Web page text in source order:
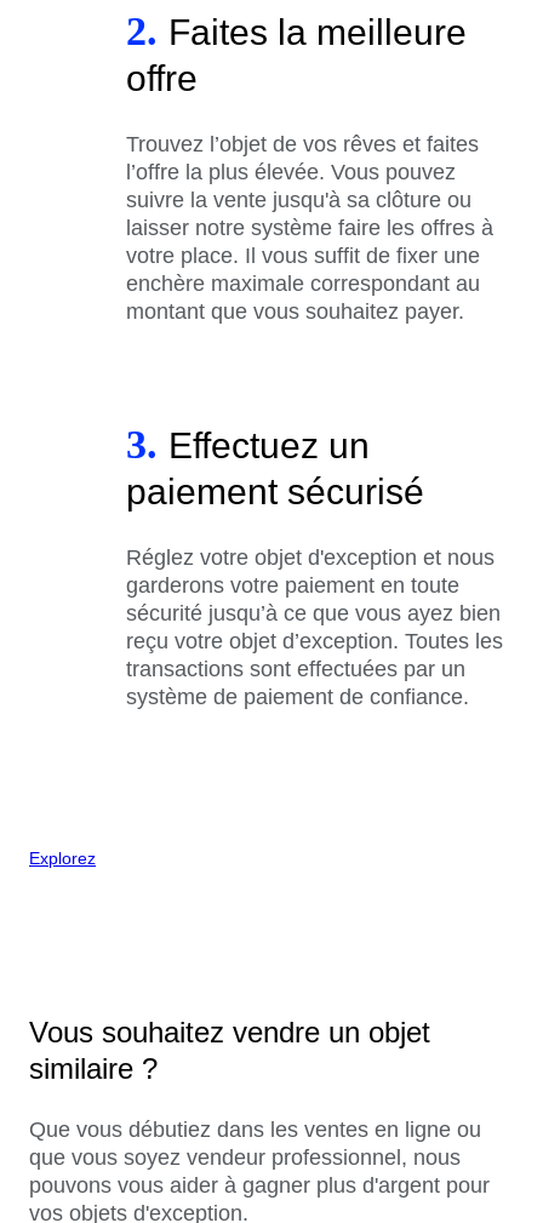
2. Faites la meilleure
offre
Trouvez l’objet de vos rêves et faites
l’offre la plus élevée. Vous pouvez
suivre la vente jusqu'à sa clôture ou
laisser notre système faire les offres à
votre place. Il vous suffit de fixer une
enchère maximale correspondant au
montant que vous souhaitez payer.
3. Effectuez un
paiement sécurisé
Réglez votre objet d'exception et nous
garderons votre paiement en toute
sécurité jusqu’à ce que vous ayez bien
reçu votre objet d’exception. Toutes les
transactions sont effectuées par un
système de paiement de confiance.
Explorez
Vous souhaitez vendre un objet
similaire ?
Que vous débutiez dans les ventes en ligne ou
que vous soyez vendeur professionnel, nous
pouvons vous aider à gagner plus d'argent pour
vos objets d'exception.